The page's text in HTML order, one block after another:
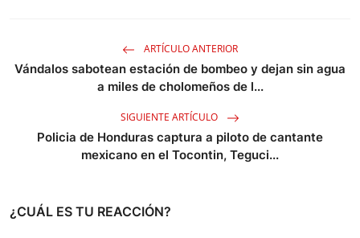
ARTÍCULO ANTERIOR
Vándalos sabotean estación de bombeo y dejan sin agua
a miles de cholomeños de l...
SIGUIENTE ARTÍCULO
Policia de Honduras captura a piloto de cantante
mexicano en el Tocontin, Teguci...
¿CUÁL ES TU REACCIÓN?